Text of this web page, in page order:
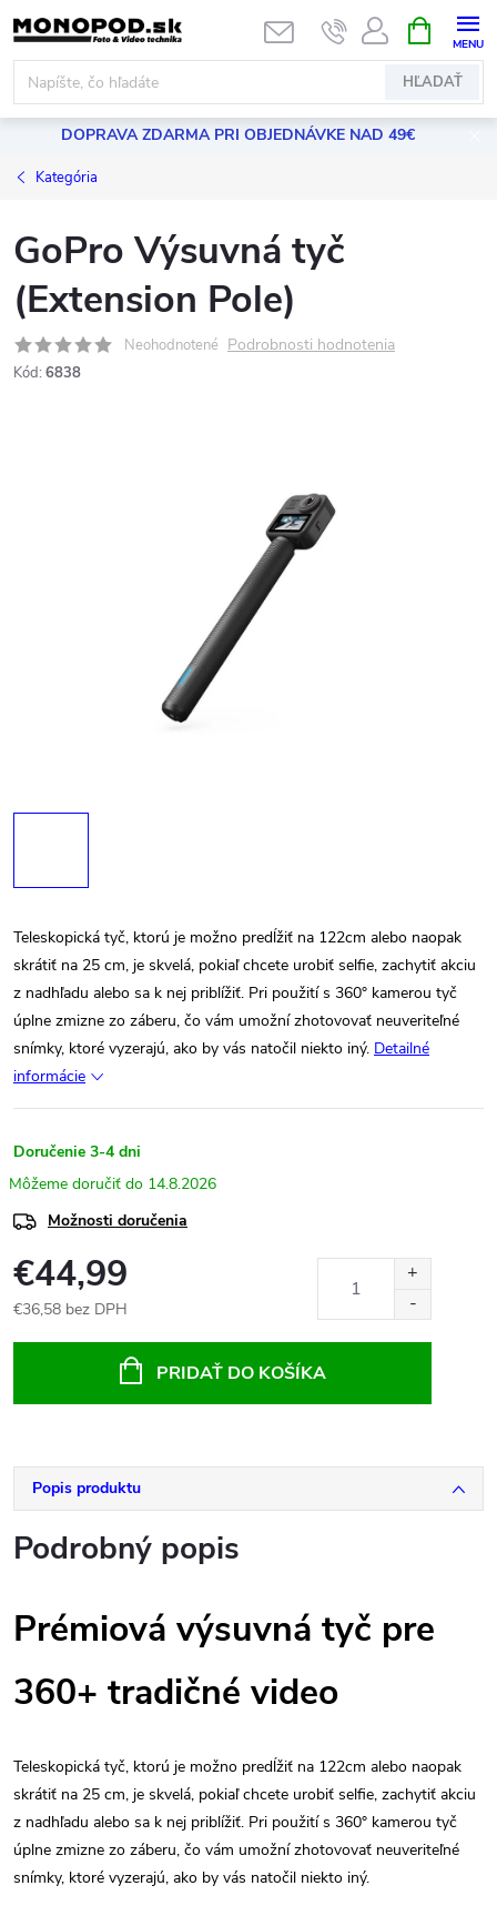
Prejsť
na
obsah
HĽADAŤ
KOŠÍK
DOPRAVA ZDARMA PRI OBJEDNÁVKE NAD 49€
Kategória
GoPro Výsuvná tyč
(Extension Pole)
Neohodnotené Podrobnosti hodnotenia
Kód: 6838
Teleskopická tyč, ktorú je možno predĺžiť na 122cm alebo naopak
skrátiť na 25 cm, je skvelá, pokiaľ chcete urobiť selfie, zachytiť akciu
z nadhľadu alebo sa k nej priblížiť. Pri použití s ​​360° kamerou tyč
úplne zmizne zo záberu, čo vám umožní zhotovovať neuveriteľné
snímky, ktoré vyzerajú, ako by vás natočil niekto iný. Detailné
informácie
Doručenie 3-4 dni
14.8.2026
Možnosti doručenia
€44,99
€36,58 bez DPH
PRIDAŤ DO KOŠÍKA
Popis produktu
Podrobný popis
Prémiová výsuvná tyč pre
360+ tradičné video
Teleskopická tyč, ktorú je možno predĺžiť na 122cm alebo naopak
skrátiť na 25 cm, je skvelá, pokiaľ chcete urobiť selfie, zachytiť akciu
z nadhľadu alebo sa k nej priblížiť. Pri použití s ​​360° kamerou tyč
úplne zmizne zo záberu, čo vám umožní zhotovovať neuveriteľné
snímky, ktoré vyzerajú, ako by vás natočil niekto iný.